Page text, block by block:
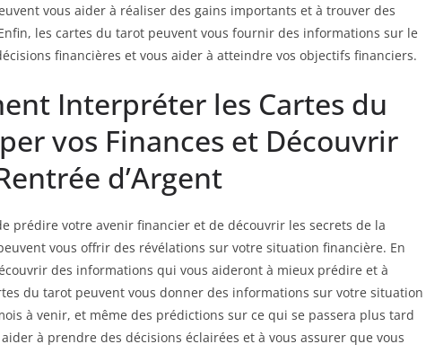
vous aider à réaliser des gains importants et à trouver des
les cartes du tarot peuvent vous fournir des informations sur le
financières et vous aider à atteindre vos objectifs financiers.
Interpréter les Cartes du
vos Finances et Découvrir
d’Argent
prédire votre avenir financier et de découvrir les secrets de la
vous offrir des révélations sur votre situation financière. En
des informations qui vous aideront à mieux prédire et à
du tarot peuvent vous donner des informations sur votre situation
à venir, et même des prédictions sur ce qui se passera plus tard
à prendre des décisions éclairées et à vous assurer que vous